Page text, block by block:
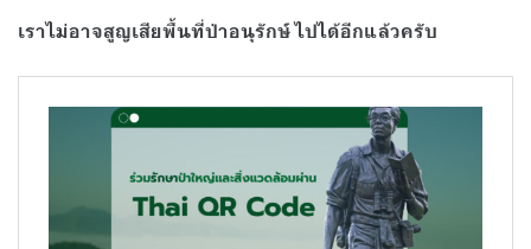
เราไม่อาจสูญเสียพื้นที่ป่าอนุรักษ์ ไปได้อีกแล้วครับ